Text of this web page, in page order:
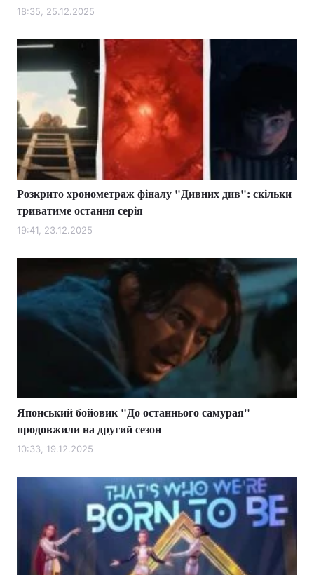
18:35, 25.12.2025
Розкрито хронометраж фіналу "Дивних див": скільки
триватиме остання серія
19:41, 23.12.2025
Японський бойовик "До останнього самурая"
продовжили на другий сезон
10:33, 19.12.2025